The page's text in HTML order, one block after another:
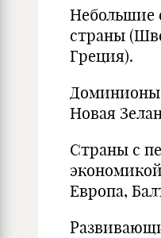
Небольшие
страны
Греция).
Доминионы
Новая
Страны с
Европа,